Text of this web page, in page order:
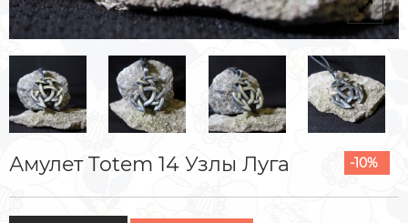
-10%
Амулет Totem 14 Узлы Луга